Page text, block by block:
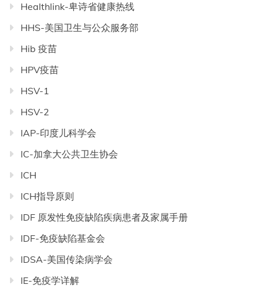
Healthlink-卑诗省健康热线
HHS-美国卫生与公众服务部
Hib 疫苗
HPV疫苗
HSV-1
HSV-2
IAP-印度儿科学会
IC-加拿大公共卫生协会
ICH
ICH指导原则
IDF 原发性免疫缺陷疾病患者及家属手册
IDF-免疫缺陷基金会
IDSA-美国传染病学会
IE-免疫学详解